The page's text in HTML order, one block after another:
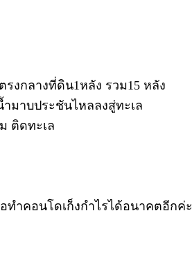
งกลางที่ดิน1หลัง รวม15 หลัง
มาบประชันไหลลงสู่ทะเล
ติดทะเล
ำคอนโดเก็งกำไรได้อนาคตอีกค่ะ